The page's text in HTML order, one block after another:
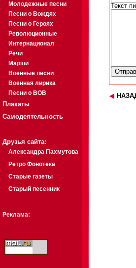
Молодежные песни
Песни о Вождях
Песни о Героях
Революционные
Интернационал
Речи
Марши
Военные песни
Военная лирика
Песни о ВОВ
Плакаты
Самодеятельность
Друзья сайта:
Александра Пахмутова
Ретро Фонотека
Старые газеты
Старый песенник
Реклама:
Текст